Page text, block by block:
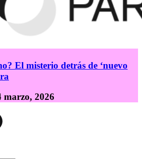
El misterio detrás de ‘nuevo
marzo, 2026